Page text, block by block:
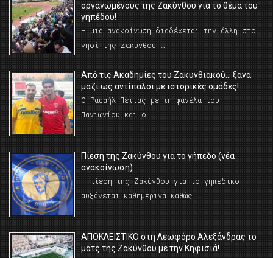
οργανωμένους της Ζακύνθου για το θέμα του
γηπέδου!
Η μια ανακοίνωση διαδέχεται την άλλη στο
νησί της Ζακύνθου …
Από τις Ακαδημίες του Ζακυνθιακού… ξανά
μαζί ως αντίπαλοι με ιστορικές ομάδες!
Ο Ραφαήλ Πέττας με τη φανέλα του
Πανιωνίου και ο …
Πίεση της Ζακύνθου για το γήπεδο (νέα
ανακοίνωση)
Η πίεση της Ζακύνθου για το γηπεδικο
αυξάνεται καθημερινά καθώς …
AΠΟΚΛΕΙΣΤΙΚΟ στη Λεωφόρο Αλεξάνδρας το
ματς της Ζακύνθου με την Κηφισιά!